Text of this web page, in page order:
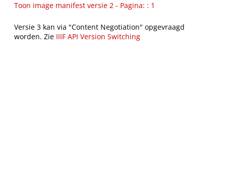
Toon image manifest versie 2 - Pagina: : 1
Versie 3 kan via "Content Negotiation" opgevraagd
worden. Zie IIIF API Version Switching